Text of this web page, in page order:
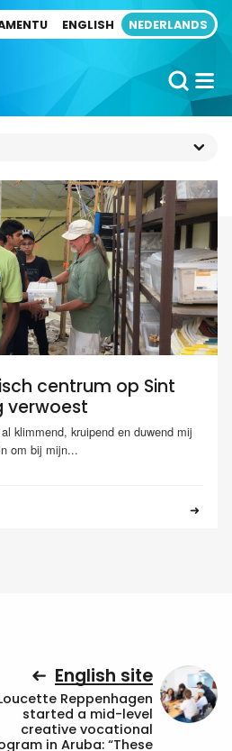
ENGLISH NEDERLANDS
centrum op Sint
verwoest
klimmend, kruipend en duwend mij
om bij mijn...
English site
Reppenhagen
started a mid-level
creative vocational
in Aruba: “These